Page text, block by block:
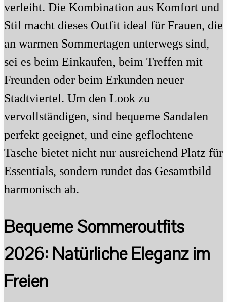
verleiht. Die Kombination aus Komfort und
Stil macht dieses Outfit ideal für Frauen, die
an warmen Sommertagen unterwegs sind,
sei es beim Einkaufen, beim Treffen mit
Freunden oder beim Erkunden neuer
Stadtviertel. Um den Look zu
vervollständigen, sind bequeme Sandalen
perfekt geeignet, und eine geflochtene
Tasche bietet nicht nur ausreichend Platz für
Essentials, sondern rundet das Gesamtbild
harmonisch ab.
Bequeme Sommeroutfits
2026: Natürliche Eleganz im
Freien